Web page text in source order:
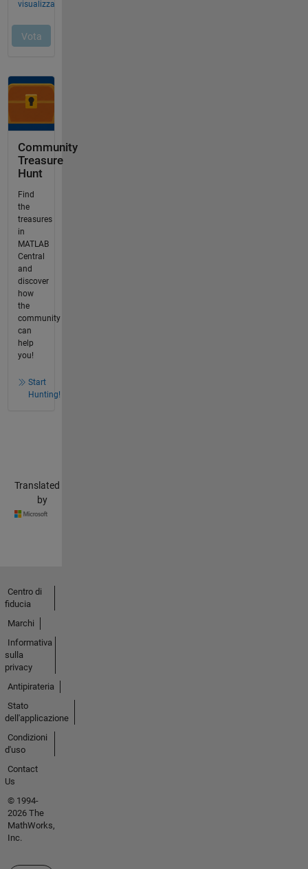
Community
Treasure
Hunt
Find
the
treasures
in
MATLAB
Central
and
discover
how
the
community
can
help
you!
Start
Hunting!
Translated
by
Centro di
fiducia
Marchi
Informativa
sulla
privacy
Antipirateria
Stato
dell'applicazione
Condizioni
d'uso
Contact
Us
© 1994-
2026 The
MathWorks,
Inc.